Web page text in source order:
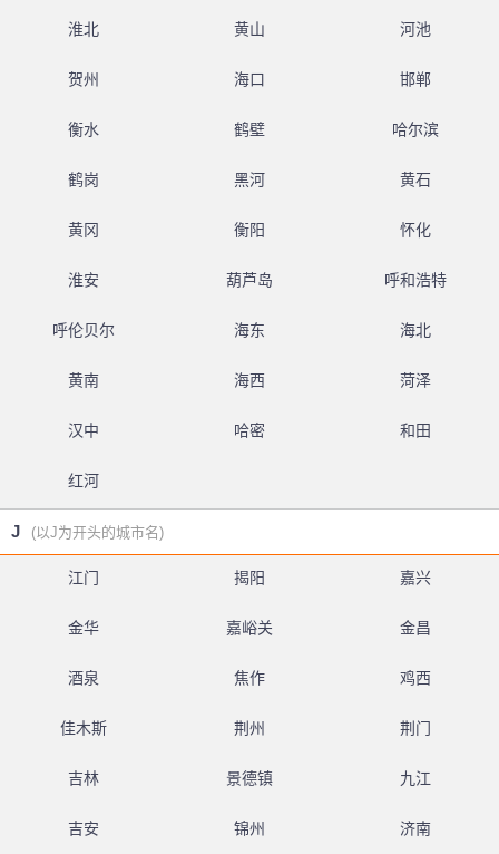
淮北 黄山 河池
贺州 海口 邯郸
衡水 鹤壁 哈尔滨
鹤岗 黑河 黄石
黄冈 衡阳 怀化
淮安 葫芦岛 呼和浩特
呼伦贝尔 海东 海北
黄南 海西 菏泽
汉中 哈密 和田
红河
J (以J为开头的城市名)
江门 揭阳 嘉兴
金华 嘉峪关 金昌
酒泉 焦作 鸡西
佳木斯 荆州 荆门
吉林 景德镇 九江
吉安 锦州 济南